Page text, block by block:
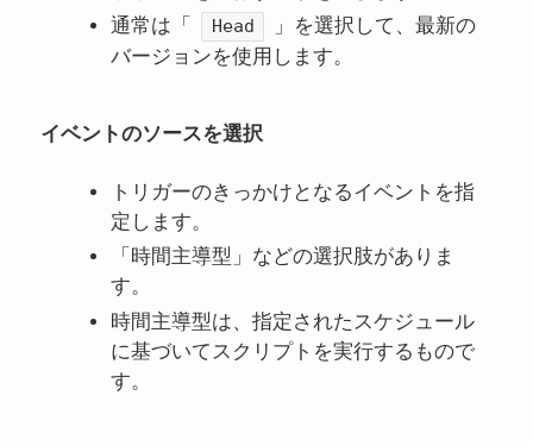
通常は「
Head
」を選択して、最新の
バージョンを使用します。
イベントのソースを選択
トリガーのきっかけとなるイベントを指
定します。
「時間主導型」などの選択肢がありま
す。
時間主導型は、指定されたスケジュール
に基づいてスクリプトを実行するもので
す。